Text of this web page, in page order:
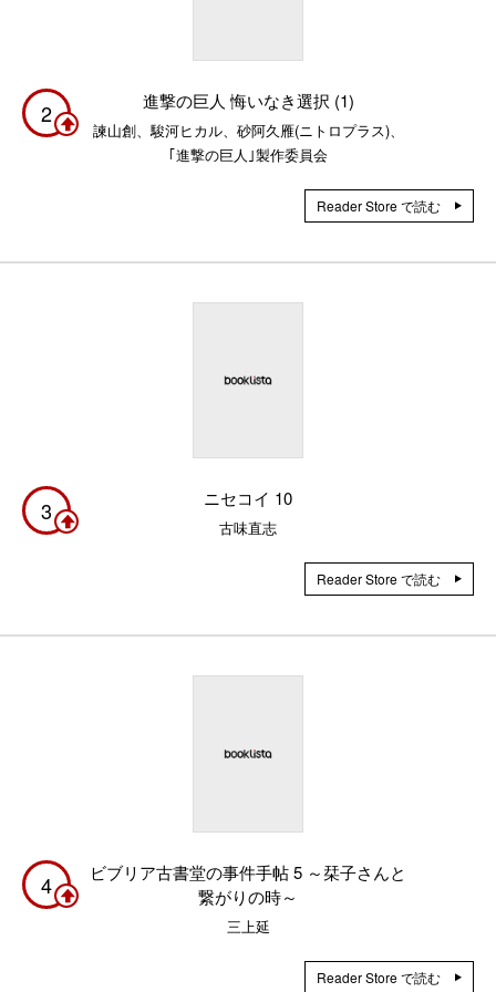
2 進撃の巨人 悔いなき選択 (1)
諫山創、駿河ヒカル、砂阿久雁(ニトロプラス)、
｢進撃の巨人｣製作委員会
Reader Store で読む
3 ニセコイ 10
古味直志
Reader Store で読む
4
ビブリア古書堂の事件手帖 5 ～栞子さんと
繋がりの時～
三上延
Reader Store で読む